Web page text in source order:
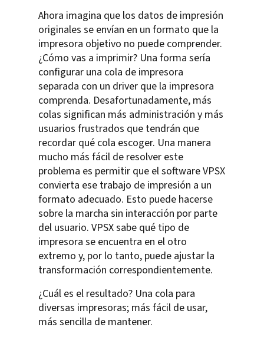
Ahora imagina que los datos de impresión
originales se envían en un formato que la
impresora objetivo no puede comprender.
¿Cómo vas a imprimir? Una forma sería
configurar una cola de impresora
separada con un driver que la impresora
comprenda. Desafortunadamente, más
colas significan más administración y más
usuarios frustrados que tendrán que
recordar qué cola escoger. Una manera
mucho más fácil de resolver este
problema es permitir que el software VPSX
convierta ese trabajo de impresión a un
formato adecuado. Esto puede hacerse
sobre la marcha sin interacción por parte
del usuario. VPSX sabe qué tipo de
impresora se encuentra en el otro
extremo y, por lo tanto, puede ajustar la
transformación correspondientemente.
¿Cuál es el resultado? Una cola para
diversas impresoras; más fácil de usar,
más sencilla de mantener.